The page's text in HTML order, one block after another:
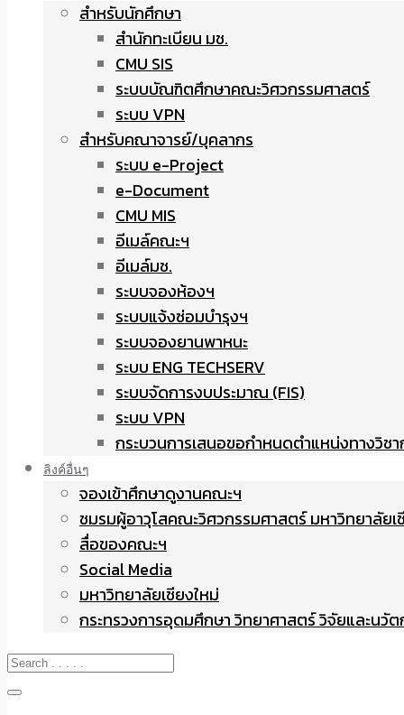
สำหรับนักศึกษา
สำนักทะเบียน มช.
CMU SIS
ระบบบัณฑิตศึกษาคณะวิศวกรรมศาสตร์
ระบบ VPN
สำหรับคณาจารย์/บุคลากร
ระบบ e-Project
e-Document
CMU MIS
อีเมล์คณะฯ
อีเมล์มช.
ระบบจองห้องฯ
ระบบแจ้งซ่อมบำรุงฯ
ระบบจองยานพาหนะ
ระบบ ENG TECHSERV
ระบบจัดการงบประมาณ (FIS)
ระบบ VPN
กระบวนการเสนอขอกำหนดตำแหน่งทางวิช
ลิงค์อื่นๆ
จองเข้าศึกษาดูงานคณะฯ
ชมรมผู้อาวุโสคณะวิศวกรรมศาสตร์ มหาวิทยาลัยเ
สื่อของคณะฯ
Social Media
มหาวิทยาลัยเชียงใหม่
กระทรวงการอุดมศึกษา วิทยาศาสตร์ วิจัยและนวั